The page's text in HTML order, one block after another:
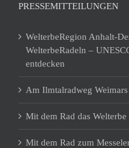
PRESSEMITTEILUNGEN
WelterbeRegion Anhalt-
WelterbeRadeln –
entdecken
Am Ilmtalradweg
Mit dem Rad das Welterbe
Mit dem Rad zum